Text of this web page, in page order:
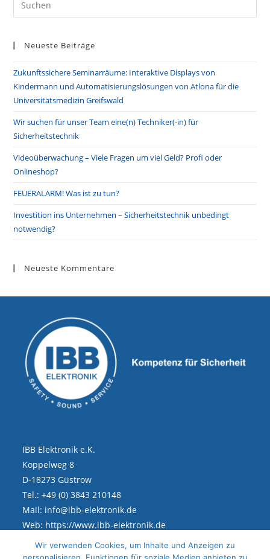
Neueste Beiträge
Zukunftssichere Seminarräume: Interaktive Displays von
Kindermann und Automatisierungslösungen von Atlona für die
Universitätsmedizin Greifswald
Wir suchen für unser Team eine(n) Techniker(-in) für
Sicherheitstechnik
Videoüberwachung – Viele Fragen um viel Geld? Profi oder
Onlineshop?
FEUERALARM! Was ist zu tun?
Investition ins Unternehmen – Sicherheitstechnik unbedingt
notwendig?
Neueste Kommentare
IBB Elektronik e.K.
Koppelweg 8
D-18273 Güstrow
Tel.: +49 (0) 3843 210148
Mail: info@ibb-elektronik.de
Web: https://www.ibb-elektronik.de
Wir verwenden Cookies, um Inhalte und Anzeigen zu